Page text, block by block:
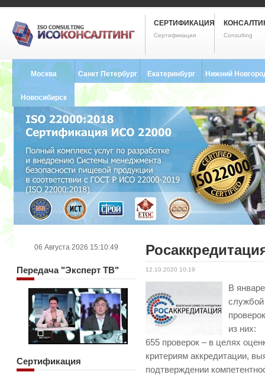
СЕРТИФИКАЦИЯ
Сертификация Consulting
Москва Санкт Петербург
8 (812) 748-2493
Екатеринбург
8 (343) 237-2593
Нижний
Новосибирск
8 (383) 227-8449
12.10.2020 10:19
В
службой
из них:
655 проверок – в целях
критериям аккредитации,
подтверждении
06 Августа 2026 15:10:49
Передача"Эксперт ТВ"
Сертификация